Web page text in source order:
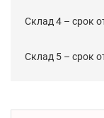
Склад 4 – срок
Склад 5 – срок